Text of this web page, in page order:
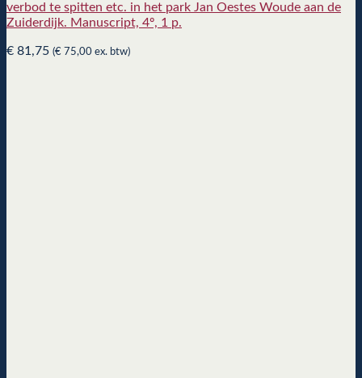
verbod te spitten etc. in het park Jan Oestes Woude aan de
Zuiderdijk. Manuscript, 4º, 1 p.
€ 81,75 (€ 75,00 ex. btw)